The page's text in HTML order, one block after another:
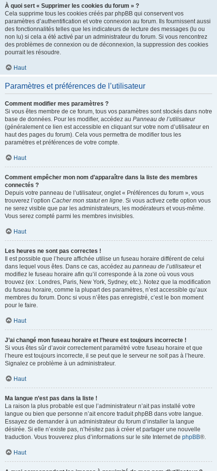
À quoi sert « Supprimer les cookies du forum » ?
Cela supprime tous les cookies créés par phpBB qui conservent vos
paramètres d’authentification et votre connexion au forum. Ils fournissent aussi
des fonctionnalités telles que les indicateurs de lecture des messages (lu ou
non lu) si cela a été activé par un administrateur du forum. Si vous rencontrez
des problèmes de connexion ou de déconnexion, la suppression des cookies
pourrait les résoudre.
Haut
Paramètres et préférences de l’utilisateur
Comment modifier mes paramètres ?
Si vous êtes membre de ce forum, tous vos paramètres sont stockés dans notre
base de données. Pour les modifier, accédez au Panneau de l’utilisateur
(généralement ce lien est accessible en cliquant sur votre nom d’utilisateur en
haut des pages du forum). Cela vous permettra de modifier tous les
paramètres et préférences de votre compte.
Haut
Comment empêcher mon nom d’apparaître dans la liste des membres
connectés ?
Depuis votre panneau de l’utilisateur, onglet « Préférences du forum », vous
trouverez l’option Cacher mon statut en ligne. Si vous activez cette option vous
ne serez visible que par les administrateurs, les modérateurs et vous-même.
Vous serez compté parmi les membres invisibles.
Haut
Les heures ne sont pas correctes !
Il est possible que l’heure affichée utilise un fuseau horaire différent de celui
dans lequel vous êtes. Dans ce cas, accédez au panneau de l’utilisateuret
modifiez le fuseau horaire afin qu’il corresponde à la zone où vous vous
trouvez (ex : Londres, Paris, New York, Sydney, etc.). Notez que la modification
du fuseau horaire, comme la plupart des paramètres, n’est accessible qu’aux
membres du forum. Donc si vous n’êtes pas enregistré, c’est le bon moment
pour le faire.
Haut
J’ai changé mon fuseau horaire et l’heure est toujours incorrecte !
Si vous êtes sûr d’avoir correctement paramétré votre fuseau horaire et que
l’heure est toujours incorrecte, il se peut que le serveur ne soit pas à l’heure.
Signalez ce problème à un administrateur.
Haut
Ma langue n’est pas dans la liste !
La raison la plus probable est que l’administrateur n’ait pas installé votre
langue ou bien que personne n’ait encore traduit phpBB dans votre langue.
Essayez de demander à un administrateur du forum d’installer la langue
désirée. Si elle n’existe pas, n’hésitez pas à créer et partager une nouvelle
traduction. Vous trouverez plus d’informations sur le site Internet de phpBB®.
Haut